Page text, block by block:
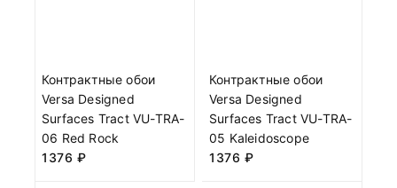
Контрактные обои
Versa Designed
Surfaces Tract VU-TRA-
06 Red Rock
1376 ₽
Контрактные обои
Versa Designed
Surfaces Tract VU-TRA-
05 Kaleidoscope
1376 ₽